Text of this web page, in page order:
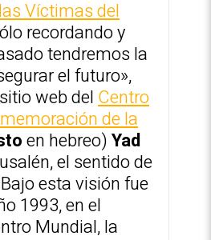
Víctimas del
recordando y
tendremos la
el futuro»,
web del Centro
de la
en hebreo)Yad
el sentido de
esta visión fue
1993, en el
Mundial, la